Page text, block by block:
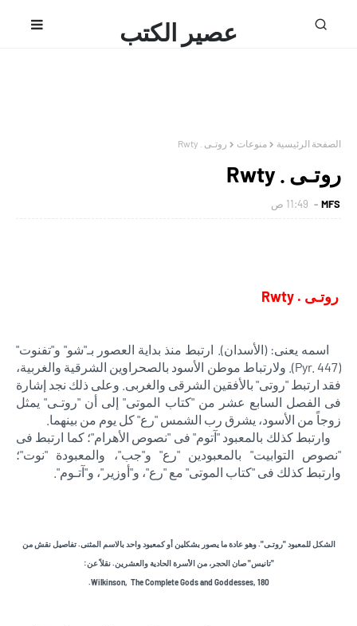
عصير الكتب
الصفحة الرئيسية منوعات روتـى . Rwty
روتـى . Rwty
MFS 11:49 ص
روتـى . Rwty
اسمه يعنى: (الأسدان). ارتبط منذ بداية العصور بـ"شو" و"تفنوت"
(Pyr. 447). ولارتباط موطن الأسود بالصحراوين الشرقية والغربية،
فقد ارتبط "روتى" بالأفقين الشرقى والغربى. وعلى ذلك نجد إشارة
فى الفصل السابع عشر من "كتاب الموتى" إلى أن "روتـى" يمثل
زوجاً من الأسود، يشرق رب الشمس "رع" كل يوم من بينهما.
وارتبط كذلك بالمعبود "آتوم" فى "نصوص الأهرام"؛ كما ارتبط فى
"نصوص التوابيت" بالمعبودين "رع" و"جب"، والمعبودة "نوت"؛
وارتبط كذلك فى "كتاب الموتى" مع "رع"، و"أوزير"، و"آتـوم".
الشكل للمعبود "روتـى". وهو عادة ما يصور بشكلين أو كمعبود واحد بالاسم المثنى. تفاصيل نقش من
"تانيس" صان الحجر، من الأسرة الحادية والعشرين. نقلاً عن:
Wilkinson, The Complete Gods and Goddesses, 180.